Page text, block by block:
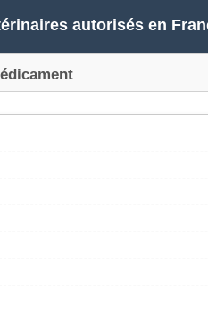
autorisés en